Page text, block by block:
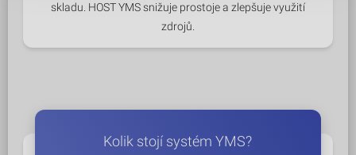
skladu. HOST YMS snižuje prostoje a zlepšuje využití
zdrojů.
Kolik stojí systém YMS?